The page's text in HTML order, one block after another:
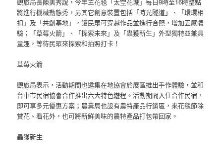
將進行機械動態秀，另其它創意裝置包括「時光隧道」、「環環相
扣」及「共創基地」，讓民眾可穿越作品並進行合照，增加五感體
驗；「草莓火箭」、「探索未來」及「蟲獲新生」外型獨特並兼具
童趣，等待民眾來探索和拍照打卡！
草莓火箭
觀旅局表示，活動期間也邀集在地協會於展區推出手作體驗，並和
台中市民宿協會合作推出六大特色遊程。活動期間入住合作民宿，
即可享多元優惠方案；農業局也設有農特產品行銷區，來花毯節除
賞花、看花外，也可將新鮮美味的農特產品打包帶回家。
蟲獲新生